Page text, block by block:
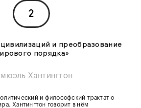
2
и преобразование
порядка»
Хантингтон
и философский трактат о
Хантингтон говорит в нём